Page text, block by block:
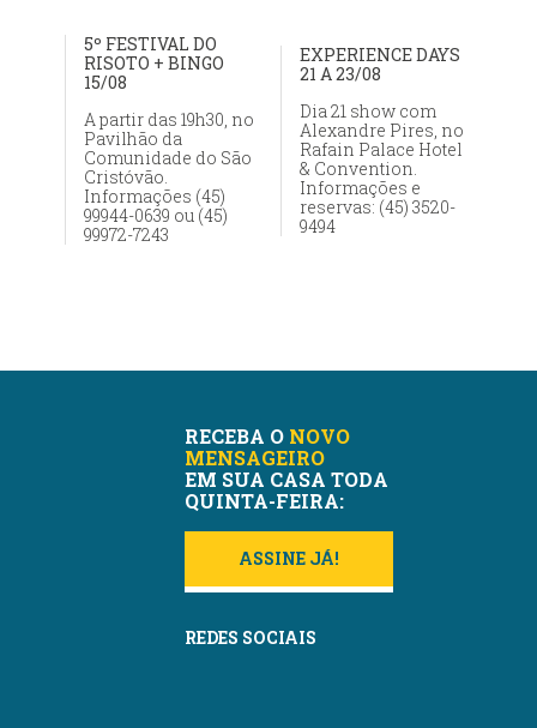
5º FESTIVAL DO
RISOTO + BINGO
15/08
A partir das 19h30, no
Pavilhão da
Comunidade do São
Cristóvão.
Informações (45)
99944-0639 ou (45)
99972-7243
EXPERIENCE DAYS
21 A 23/08
Dia 21 show com
Alexandre Pires, no
Rafain Palace Hotel
& Convention.
Informações e
reservas: (45) 3520-
9494
RECEBA O NOVO
MENSAGEIRO
EM SUA CASA TODA
QUINTA-FEIRA:
ASSINE JÁ!
REDES SOCIAIS